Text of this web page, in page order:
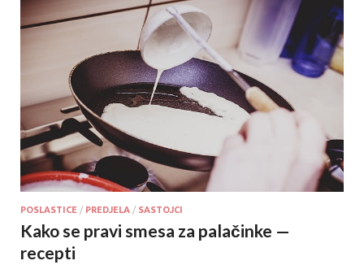
POSLASTICE / PREDJELA / SASTOJCI
Kako se pravi smesa za palačinke —
recepti